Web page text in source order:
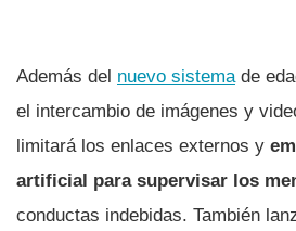
Además del nuevo sistemade
el intercambio de imágenes y
limitará los enlaces externos y
artificial para supervisar los
conductas indebidas. También